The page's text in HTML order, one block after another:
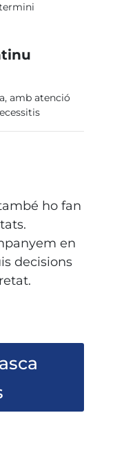
amb atenció
ho fan
en
decisions